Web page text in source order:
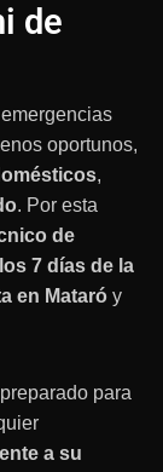
de
oportunos,
,
. Por esta
de
7 días de la
en Mataró y
para
a su